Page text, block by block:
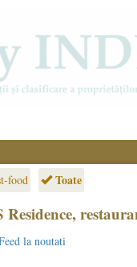
food Toate
la noutati